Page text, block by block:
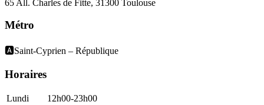
65 All. Charles de Fitte, 31300 Toulouse
Métro
🅰️Saint-Cyprien – République
Horaires
Lundi
12h00-23h00